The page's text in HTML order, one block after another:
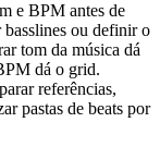
e BPM antes de
basslines ou definir o
tom da música dá
dá o grid.
referências,
pastas de beats por